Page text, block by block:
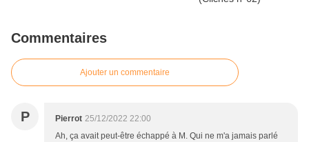
Commentaires
Ajouter un commentaire
P Pierrot 25/12/2022 22:00
Ah, ça avait peut-être échappé à M. Qui ne m'a jamais parlé